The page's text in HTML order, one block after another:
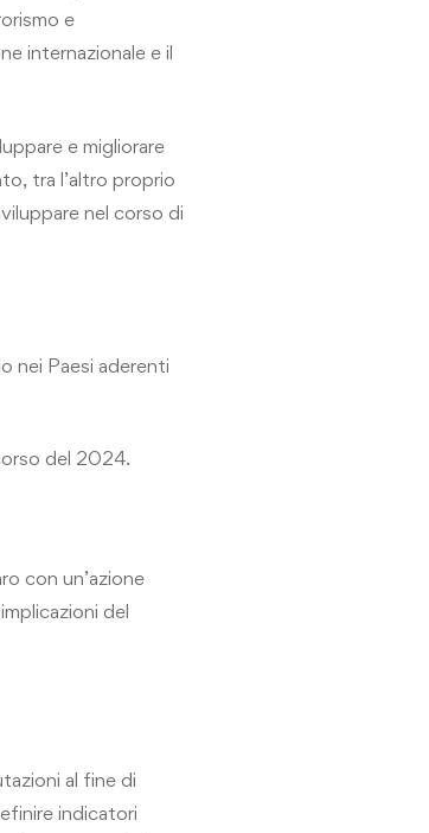
e
internazionale e il
e migliorare
tra l’altro proprio
nel corso di
nei Paesi aderenti
del 2024.
con un’azione
del
al fine di
indicatori